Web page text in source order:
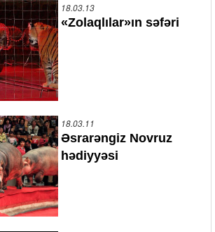
18.03.13
«Zolaqlılar»ın səfəri
18.03.11
Əsrarəngiz Novruz
hədiyyəsi